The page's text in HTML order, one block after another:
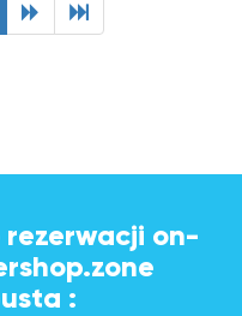
rezerwacji on-
: